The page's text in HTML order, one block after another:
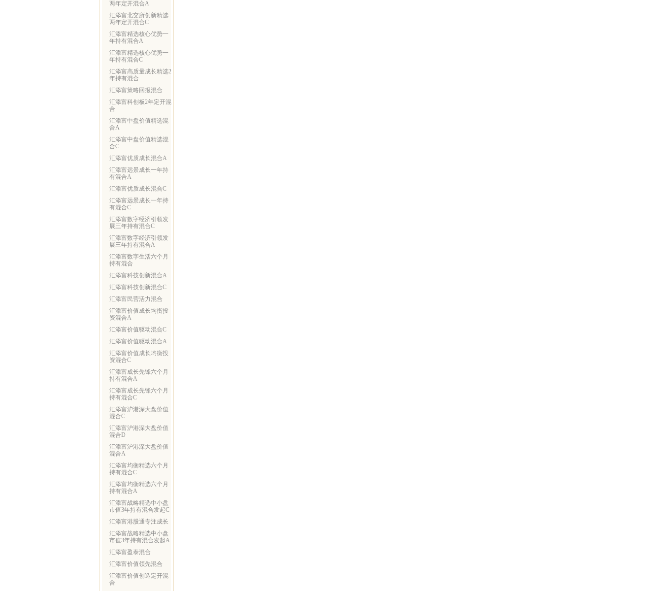
两年定开混合A
汇添富北交所创新精选
两年定开混合C
汇添富精选核心优势一
年持有混合A
汇添富精选核心优势一
年持有混合C
汇添富高质量成长精选2
年持有混合
汇添富策略回报混合
汇添富科创板2年定开混
合
汇添富中盘价值精选混
合A
汇添富中盘价值精选混
合C
汇添富优质成长混合A
汇添富远景成长一年持
有混合A
汇添富优质成长混合C
汇添富远景成长一年持
有混合C
汇添富数字经济引领发
展三年持有混合C
汇添富数字经济引领发
展三年持有混合A
汇添富数字生活六个月
持有混合
汇添富科技创新混合A
汇添富科技创新混合C
汇添富民营活力混合
汇添富价值成长均衡投
资混合A
汇添富价值驱动混合C
汇添富价值驱动混合A
汇添富价值成长均衡投
资混合C
汇添富成长先锋六个月
持有混合A
汇添富成长先锋六个月
持有混合C
汇添富沪港深大盘价值
混合C
汇添富沪港深大盘价值
混合D
汇添富沪港深大盘价值
混合A
汇添富均衡精选六个月
持有混合C
汇添富均衡精选六个月
持有混合A
汇添富战略精选中小盘
市值3年持有混合发起C
汇添富港股通专注成长
汇添富战略精选中小盘
市值3年持有混合发起A
汇添富盈泰混合
汇添富价值领先混合
汇添富价值创造定开混
合